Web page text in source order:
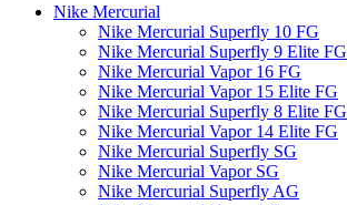
Nike Mercurial
Nike Mercurial Superfly 10 FG
Nike Mercurial Superfly 9 Elite FG
Nike Mercurial Vapor 16 FG
Nike Mercurial Vapor 15 Elite FG
Nike Mercurial Superfly 8 Elite FG
Nike Mercurial Vapor 14 Elite FG
Nike Mercurial Superfly SG
Nike Mercurial Vapor SG
Nike Mercurial Superfly AG